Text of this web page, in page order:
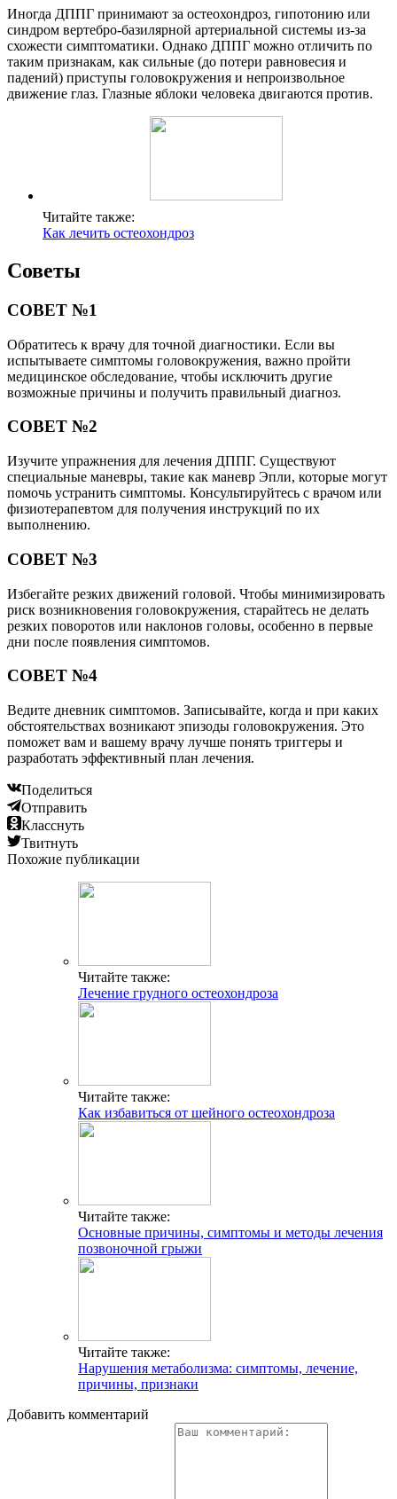
Иногда ДППГ принимают за остеохондроз, гипотонию или
синдром вертебро-базилярной артериальной системы из-за
схожести симптоматики. Однако ДППГ можно отличить по
таким признакам, как сильные (до потери равновесия и
падений) приступы головокружения и непроизвольное
движение глаз. Глазные яблоки человека двигаются против.
Читайте также:
Как лечить остеохондроз
Советы
СОВЕТ №1
Обратитесь к врачу для точной диагностики. Если вы
испытываете симптомы головокружения, важно пройти
медицинское обследование, чтобы исключить другие
возможные причины и получить правильный диагноз.
СОВЕТ №2
Изучите упражнения для лечения ДППГ. Существуют
специальные маневры, такие как маневр Эпли, которые могут
помочь устранить симптомы. Консультируйтесь с врачом или
физиотерапевтом для получения инструкций по их
выполнению.
СОВЕТ №3
Избегайте резких движений головой. Чтобы минимизировать
риск возникновения головокружения, старайтесь не делать
резких поворотов или наклонов головы, особенно в первые
дни после появления симптомов.
СОВЕТ №4
Ведите дневник симптомов. Записывайте, когда и при каких
обстоятельствах возникают эпизоды головокружения. Это
поможет вам и вашему врачу лучше понять триггеры и
разработать эффективный план лечения.
Поделиться
Отправить
Класснуть
Твитнуть
Похожие публикации
Читайте также:
Лечение грудного остеохондроза
Читайте также:
Как избавиться от шейного остеохондроза
Читайте также:
Основные причины, симптомы и методы лечения
позвоночной грыжи
Читайте также:
Нарушения метаболизма: симптомы, лечение,
причины, признаки
Добавить комментарий